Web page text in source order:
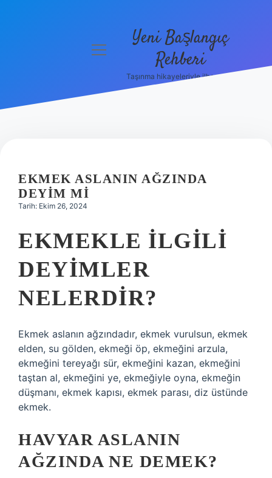
Politikası
menüyü
Yeni Başlangıç
Rehberi
Taşınma hikayeleriyle ilham bul!
EKMEK ASLANIN AĞZINDA
DEYIM MI
Tarih: Ekim 26, 2024
EKMEKLE ILGILI
DEYIMLER
NELERDIR?
Ekmek aslanın ağzındadır, ekmek vurulsun, ekmek
elden, su gölden, ekmeği öp, ekmeğini arzula,
ekmeğini tereyağı sür, ekmeğini kazan, ekmeğini
taştan al, ekmeğini ye, ekmeğiyle oyna, ekmeğin
düşmanı, ekmek kapısı, ekmek parası, diz üstünde
ekmek.
HAVYAR ASLANIN
AĞZINDA NE DEMEK?